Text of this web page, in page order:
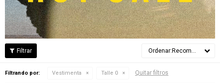
Recomendados
Filtrando por: Vestimenta Talle 0 Quitar filtros